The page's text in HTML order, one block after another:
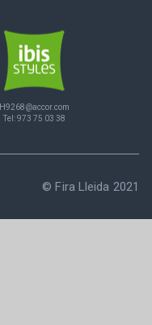
H9268@accor.com
Tel:973 75 03 38
© Fira Lleida 2021